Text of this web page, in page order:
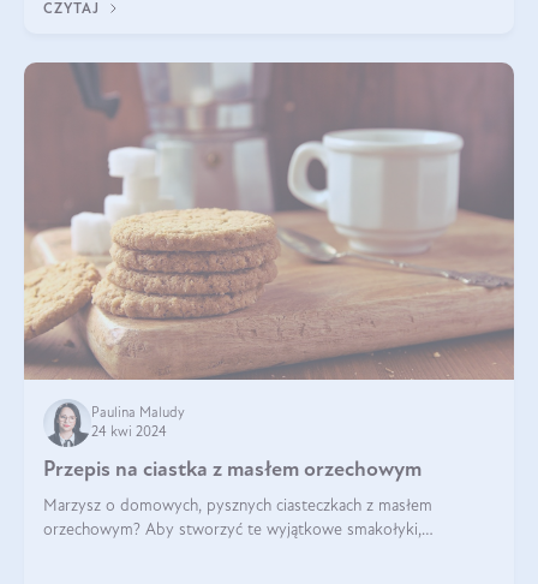
CZYTAJ
Paulina Maludy
24 kwi 2024
Przepis na ciastka z masłem orzechowym
Marzysz o domowych, pysznych ciasteczkach z masłem
orzechowym? Aby stworzyć te wyjątkowe smakołyki,